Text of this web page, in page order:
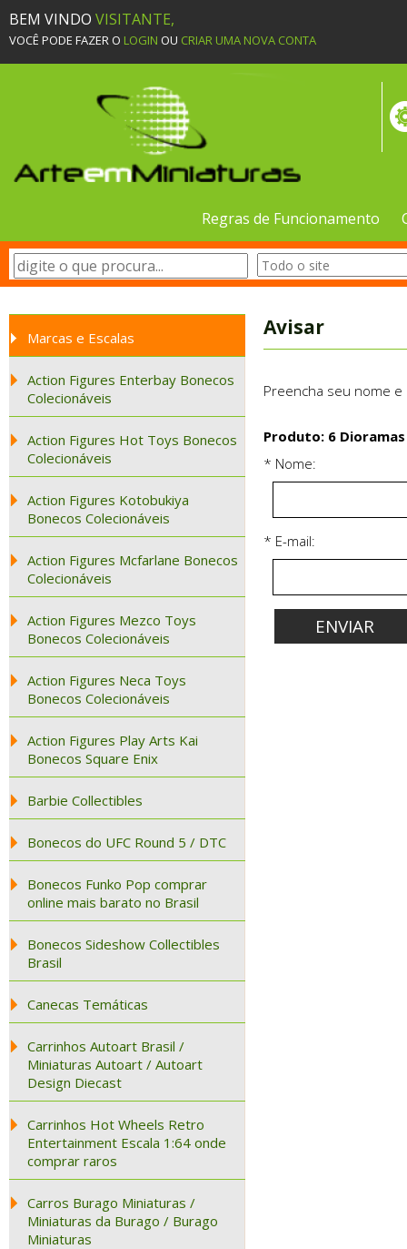
BEM VINDO VISITANTE,
VOCÊ PODE FAZER O LOGIN OU CRIAR UMA NOVA CONTA
Regras de Funcionamento
Marcas e Escalas
Action Figures Enterbay Bonecos
Colecionáveis
Action Figures Hot Toys Bonecos
Colecionáveis
Action Figures Kotobukiya
Bonecos Colecionáveis
Action Figures Mcfarlane Bonecos
Colecionáveis
Action Figures Mezco Toys
Bonecos Colecionáveis
Action Figures Neca Toys
Bonecos Colecionáveis
Action Figures Play Arts Kai
Bonecos Square Enix
Barbie Collectibles
Bonecos do UFC Round 5 / DTC
Bonecos Funko Pop comprar
online mais barato no Brasil
Bonecos Sideshow Collectibles
Brasil
Canecas Temáticas
Carrinhos Autoart Brasil /
Miniaturas Autoart / Autoart
Design Diecast
Carrinhos Hot Wheels Retro
Entertainment Escala 1:64 onde
comprar raros
Carros Burago Miniaturas /
Miniaturas da Burago / Burago
Miniaturas
Avisar
Preencha seu nome
Produto: 6
* Nome:
* E-mail: